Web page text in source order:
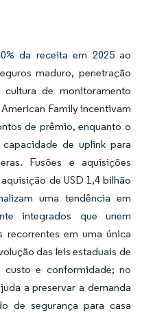
da receita em 2025 ao
maduro, penetração
de monitoramento
Family incentivam
de prêmio, enquanto o
de uplink para
Fusões e aquisições
de USD 1,4 bilhão
uma tendência em
integrados que unem
recorrentes em uma única
das leis estaduais de
custo e conformidade; no
a preservar a demanda
de segurança para casa